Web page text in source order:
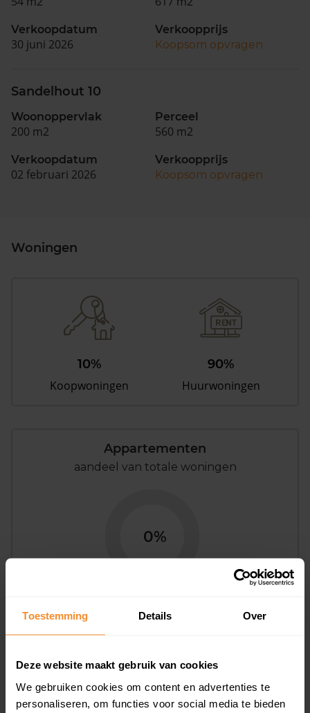
Toestemming Details Over
Deze website maakt gebruik van cookies
We gebruiken cookies om content en advertenties te
personaliseren, om functies voor social media te bieden
Verkoopdatum
30 juni 2026
Verkoopprijs
Koopsom opvragen
Sandelhout 10
Woonoppervlak
200 m2
Perceel
560 m2
Verkoopdatum
02 februari 2026
Verkoopprijs
Koopsom opvragen
Woningen
10%
Koopwoningen
90%
Huurwoningen
Appartementen
aandeel van totale woningen
0%